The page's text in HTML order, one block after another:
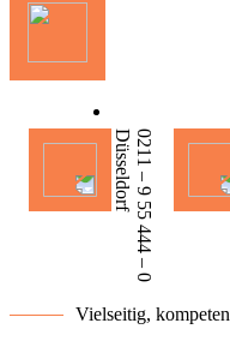
Düsseldorf0211 – 9 55 444 – 0
Vielseitig,